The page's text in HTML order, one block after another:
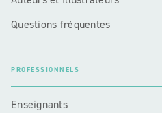
Questions fréquentes
PROFESSIONNELS
Enseignants